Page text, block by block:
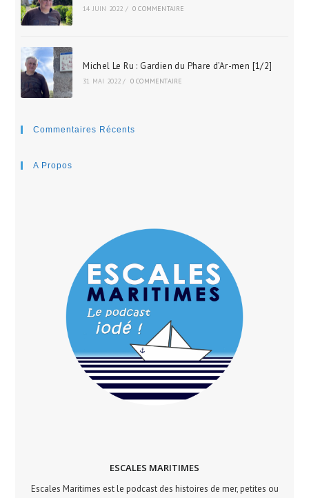
14 JUIN 2022 / 0 COMMENTAIRE
Michel Le Ru : Gardien du Phare d’Ar-men [1/2]
31 MAI 2022 / 0 COMMENTAIRE
Commentaires Récents
A Propos
ESCALES MARITIMES
Escales Maritimes est le podcast des histoires de mer, petites ou